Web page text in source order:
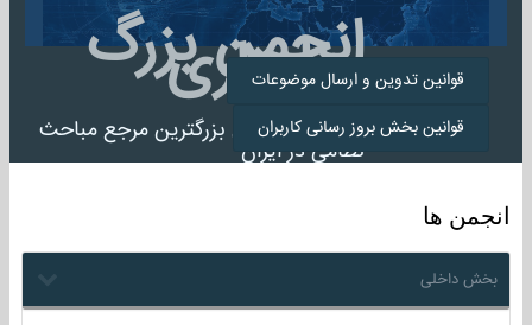
انجمن بزرگ
میلیتاری
انجمن میلیتاری بزرگترین مرجع مباحث
نظامی در ایران
قوانین تدوین و ارسال موضوعات
قوانین بخش بروز رسانی کاربران
انجمن ها
بخش داخلی